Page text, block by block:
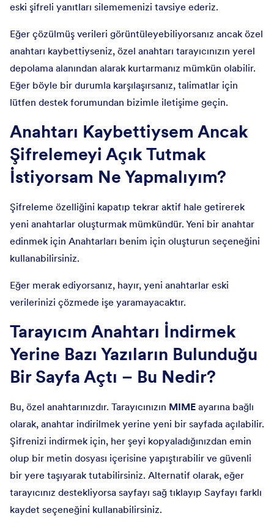
eski şifreli yanıtları silememenizi tavsiye ederiz.
Eğer çözülmüş verileri görüntüleyebiliyorsanız ancak özel
anahtarı kaybettiyseniz, özel anahtarı tarayıcınızın yerel
depolama alanından alarak kurtarmanız mümkün olabilir.
Eğer böyle bir durumla karşılaşırsanız, talimatlar için
lütfen destek forumundan bizimle iletişime geçin.
Anahtarı Kaybettiysem Ancak
Şifrelemeyi Açık Tutmak
İstiyorsam Ne Yapmalıyım?
Şifreleme özelliğini kapatıp tekrar aktif hale getirerek
yeni anahtarlar oluşturmak mümkündür. Yeni bir anahtar
edinmek için Anahtarları benim için oluşturun seçeneğini
kullanabilirsiniz.
Eğer merak ediyorsanız, hayır, yeni anahtarlar eski
verilerinizi çözmede işe yaramayacaktır.
Tarayıcım Anahtarı İndirmek
Yerine Bazı Yazıların Bulunduğu
Bir Sayfa Açtı – Bu Nedir?
Bu, özel anahtarınızdır. Tarayıcınızın MIME ayarına bağlı
olarak, anahtar indirilmek yerine yeni bir sayfada açılabilir.
Şifrenizi indirmek için, her şeyi kopyaladığınızdan emin
olup bir metin dosyası içerisine yapıştırabilir ve güvenli
bir yere taşıyarak tutabilirsiniz. Alternatif olarak, eğer
tarayıcınız destekliyorsa sayfayı sağ tıklayıp Sayfayı farklı
kaydet seçeneğini kullanabilirsiniz.